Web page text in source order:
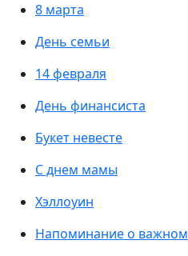
8 марта
День семьи
14 февраля
День финансиста
Букет невесте
С днем мамы
Хэллоуин
Напоминание о важном